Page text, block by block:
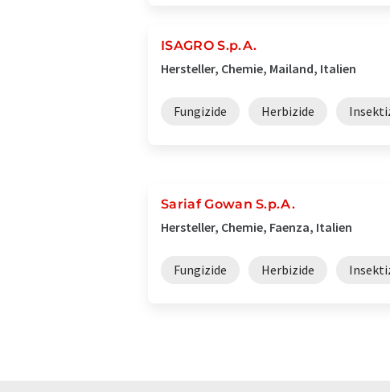
ISAGRO S.p.A.
Hersteller, Chemie, Mailand, Italien
Fungizide Herbizide
Sariaf Gowan S.p.A.
Hersteller, Chemie, Faenza, Italien
Fungizide Herbizide